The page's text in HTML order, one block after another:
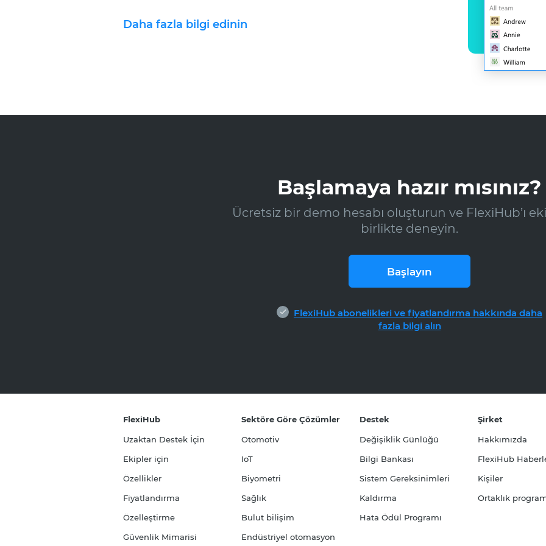
Daha fazla bilgi edinin
Başlamaya hazır mısınız?
Ücretsiz bir demo hesabı oluşturun ve FlexiHub’ı
birlikte deneyin.
Başlayın
done
FlexiHub abonelikleri ve fiyatlandırma hakkında daha
fazla bilgi alın
FlexiHub
Uzaktan Destek İçin
Ekipler için
Özellikler
Fiyatlandırma
Özelleştirme
Güvenlik Mimarisi
Sektöre Göre Çözümler
Otomotiv
IoT
Biyometri
Sağlık
Bulut bilişim
Endüstriyel otomasyon
Destek
Değişiklik Günlüğü
Bilgi Bankası
Sistem Gereksinimleri
Kaldırma
Hata Ödül Programı
Şirket
Hakkımızda
FlexiHub
Kişiler
Ortaklık